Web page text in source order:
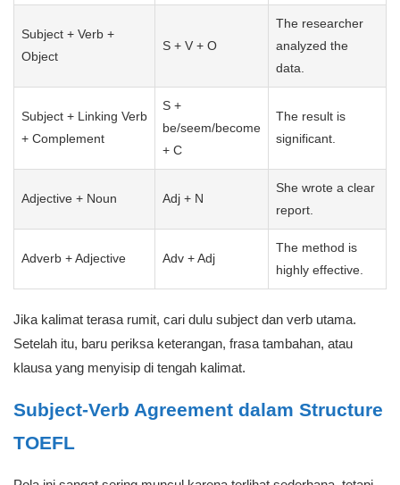
Subject + Verb +
Object
S + V + O
The researcher
analyzed the
data.
Subject + Linking Verb
+ Complement
S +
be/seem/become
+ C
The result is
significant.
Adjective + Noun Adj + N
She wrote a clear
report.
Adverb + Adjective Adv + Adj
The method is
highly effective.
Jika kalimat terasa rumit, cari dulu subject dan verb utama.
Setelah itu, baru periksa keterangan, frasa tambahan, atau
klausa yang menyisip di tengah kalimat.
Subject-Verb Agreement dalam Structure
TOEFL